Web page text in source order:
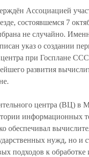
Ассоциацией
состоявшемся 7
не случайно.
указ о создании
при Госплане
развития
центра (ВЦ) в
информационных
обеспечивал
нужд, но и
подходов к